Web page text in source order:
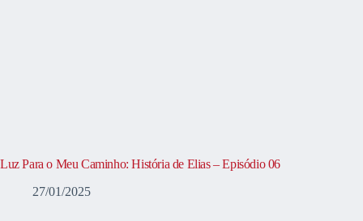
Luz Para o Meu Caminho: História de Elias – Episódio 06
27/01/2025